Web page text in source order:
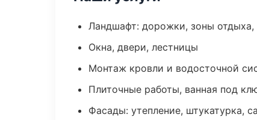
Ландшафт: дорожки, зоны отдыха,
Окна, двери, лестницы
Монтаж кровли и водосточной
Плиточные работы, ванная под
Фасады: утепление, штукатурка,